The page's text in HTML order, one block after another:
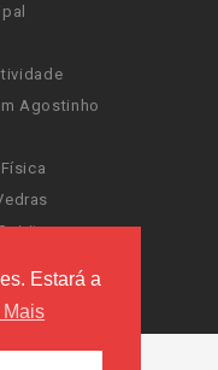
Estará a
Mais
Agostinho